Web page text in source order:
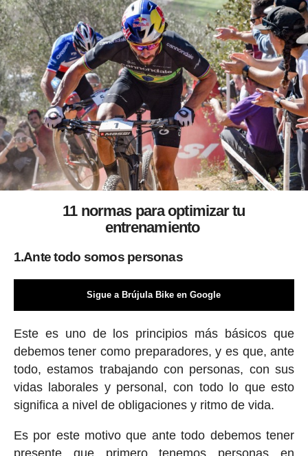
11 normas para optimizar tu
entrenamiento
1.Ante todo somos personas
Sigue a Brújula Bike en Google
Este es uno de los principios más básicos que
debemos tener como preparadores, y es que, ante
todo, estamos trabajando con personas, con sus
vidas laborales y personal, con todo lo que esto
significa a nivel de obligaciones y ritmo de vida.
Es por este motivo que ante todo debemos tener